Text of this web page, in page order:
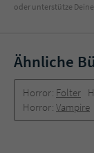
oder unterstütze
Ähnliche
Horror: Folter
Horror: Vampire